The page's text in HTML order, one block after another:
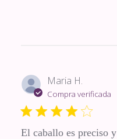
Maria H.
Compra verificada
El caballo es preciso y